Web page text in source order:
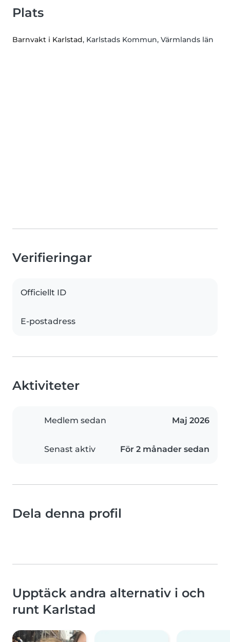
Plats
Barnvakt i Karlstad, Karlstads Kommun, Värmlands län
Verifieringar
Officiellt ID
E-postadress
Aktiviteter
Medlem sedan Maj 2026
Senast aktiv För 2 månader sedan
Dela denna profil
Upptäck andra alternativ i och
runt Karlstad